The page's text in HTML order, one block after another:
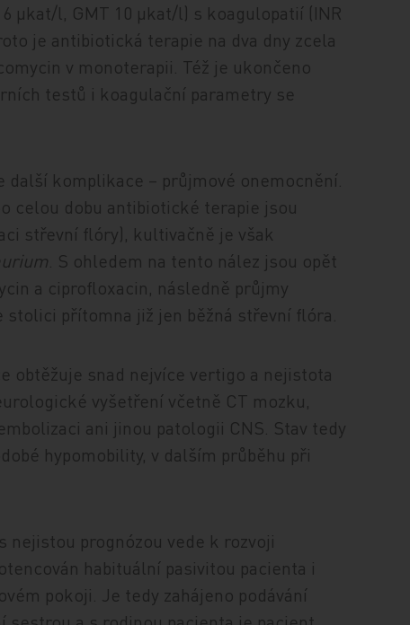
μkat/l, GMT 10 μkat/l) s koagulopatií (INR
je antibiotická terapie na dva dny zcela
v monoterapii. Též je ukončeno
testů i koagulační parametry se
komplikace – průjmové onemocnění.
celou dobu antibiotické terapie jsou
střevní flóry), kultivačně je však
. S ohledem na tento nález jsou opět
a ciprofloxacin, následně průjmy
přítomna již jen běžná střevní flóra.
obtěžuje snad nejvíce vertigo a nejistota
vyšetření včetně CT mozku,
ani jinou patologii CNS. Stav tedy
hypomobility, v dalším průběhu při
nejistou prognózou vede k rozvoji
habituální pasivitou pacienta i
pokoji. Je tedy zahájeno podávání